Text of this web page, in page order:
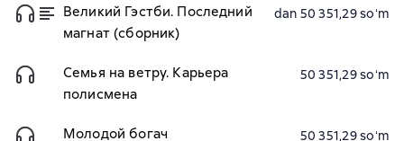
Великий Гэстби. Последний
магнат (сборник)
dan 50 351,29 soʻm
Семья на ветру. Карьера
полисмена
50 351,29 soʻm
Молодой богач 50 351,29 soʻm